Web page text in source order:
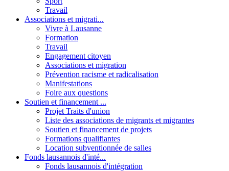
Travail
Associations et migrati...
Vivre à Lausanne
Formation
Travail
Engagement citoyen
Associations et migration
Prévention racisme et radicalisation
Manifestations
Foire aux questions
Soutien et financement ...
Projet Traits d'union
Liste des associations de migrants et migrantes
Soutien et financement de projets
Formations qualifiantes
Location subventionnée de salles
Fonds lausannois d'inté...
Fonds lausannois d'intégration